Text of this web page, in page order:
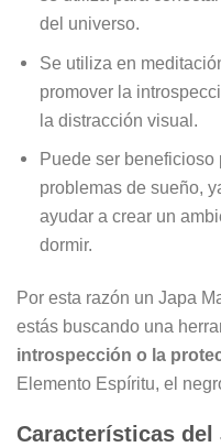
del universo.
Se utiliza en
promover la
la distracción visual.
Puede ser
problemas de sueño,
ayudar a crear un
dormir.
Por esta razón un Japa
estás buscando una
introspección o la
Elemento Espíritu, el
Características del